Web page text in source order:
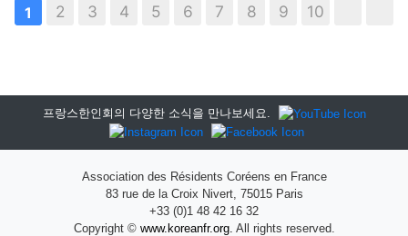
1 2 3 4 5 6 7 8 9 10
프랑스한인회의 다양한 소식을 만나보세요.
Association des Résidents Coréens en France
83 rue de la Croix Nivert, 75015 Paris
+33 (0)1 48 42 16 32
Copyright © www.koreanfr.org. All rights reserved.